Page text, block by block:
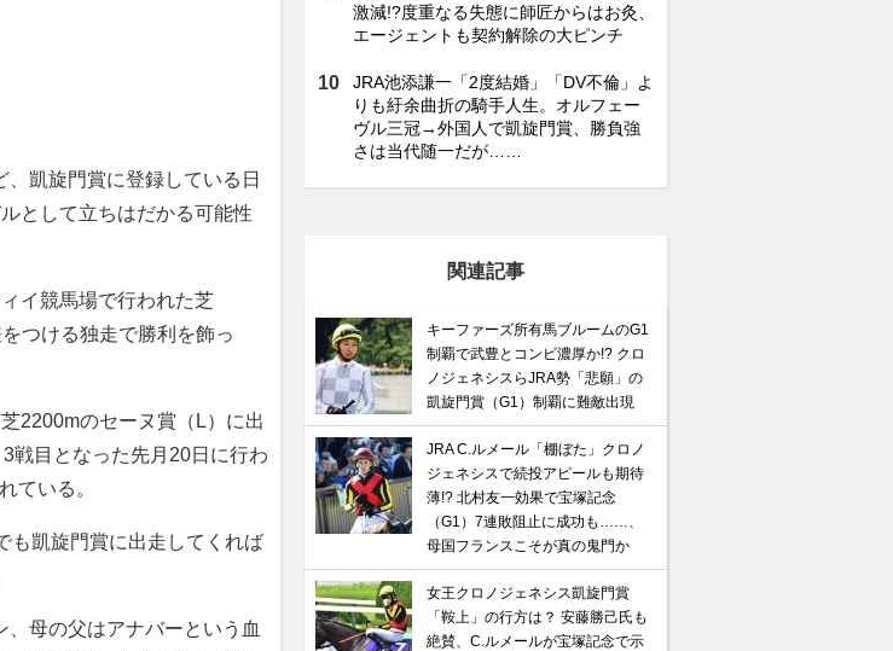
凱旋門賞に登録している日
として立ちはだかる可能性
イ競馬場で行われた芝
つける独走で勝利を飾っ
2200mのセーヌ賞（L）に出
戦目となった先月20日に行わ
ている。
凱旋門賞に出走してくれば
、母の父はアナバーという血
激減!?度重なる失態に師匠からはお灸、
エージェントも契約解除の大ピンチ
JRA池添謙一「2度結婚」「DV不倫」よ
りも紆余曲折の騎手人生。オルフェー
ヴル三冠→外国人で凱旋門賞、勝負強
さは当代随一だが……
関連記事
キーファーズ所有馬ブルームのG1
制覇で武豊とコンビ濃厚か!? クロ
ノジェネシスらJRA勢「悲願」の
凱旋門賞（G1）制覇に難敵出現
JRA C.ルメール「棚ぼた」クロノ
ジェネシスで続投アピールも期待
薄!? 北村友一効果で宝塚記念
（G1）7連敗阻止に成功も……、
母国フランスこそが真の鬼門か
女王クロノジェネシス凱旋門賞
「鞍上」の行方は？ 安藤勝己氏も
絶賛、C.ルメールが宝塚記念で示